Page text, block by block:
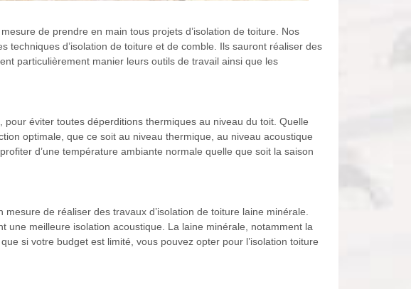
de prendre en main tous projets d’isolation de toiture. Nos
d’isolation de toiture et de comble. Ils sauront réaliser des
particulièrement manier leurs outils de travail ainsi que les
éviter toutes déperditions thermiques au niveau du toit. Quelle
optimale, que ce soit au niveau thermique, au niveau acoustique
d’une température ambiante normale quelle que soit la saison
de réaliser des travaux d’isolation de toiture laine minérale.
meilleure isolation acoustique. La laine minérale, notamment la
si votre budget est limité, vous pouvez opter pour l’isolation toiture